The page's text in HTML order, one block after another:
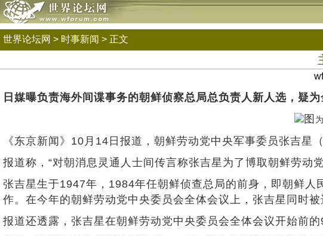
世界论坛网 > 时事新闻 > 正文
日媒曝负责海外间谍事务的朝鲜侦察总局总负责人新人选，疑为
图
《东京新闻》10月14日报道，朝鲜劳动党中央军事委员张吉星
报道称，“对朝消息灵通人士间传言称张吉星为了博取朝鲜劳动
张吉星生于1947年，1984年任朝鲜侦查总局的前身，即朝鲜
作。在今年的朝鲜劳动党中央委员会全体会议上，张吉星同时
报道还透露，张吉星在朝鲜劳动党中央委员会全体会议开始前